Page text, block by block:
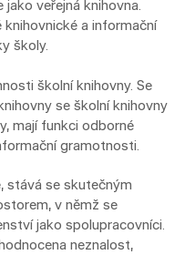
veřejná knihovna.
a informační
školy.
školní knihovny. Se
se školní knihovny
mají funkci odborné
gramotnosti.
stává se skutečným
v němž se
jako spolupracovníci.
neznalost,